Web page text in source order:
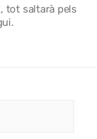
tot saltarà pels